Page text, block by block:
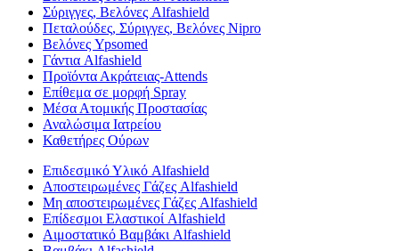
Σύριγγες, Βελόνες Alfashield
Πεταλούδες, Σύριγγες, Βελόνες Nipro
Βελόνες Ypsomed
Γάντια Alfashield
Προϊόντα Ακράτειας-Attends
Επίθεμα σε μορφή Spray
Μέσα Ατομικής Προστασίας
Αναλώσιμα Ιατρείου
Καθετήρες Ούρων
Επιδεσμικό Υλικό Alfashield
Αποστειρωμένες Γάζες Alfashield
Μη αποστειρωμένες Γάζες Alfashield
Επίδεσμοι Ελαστικοί Alfashield
Αιμοστατικό Βαμβάκι Alfashield